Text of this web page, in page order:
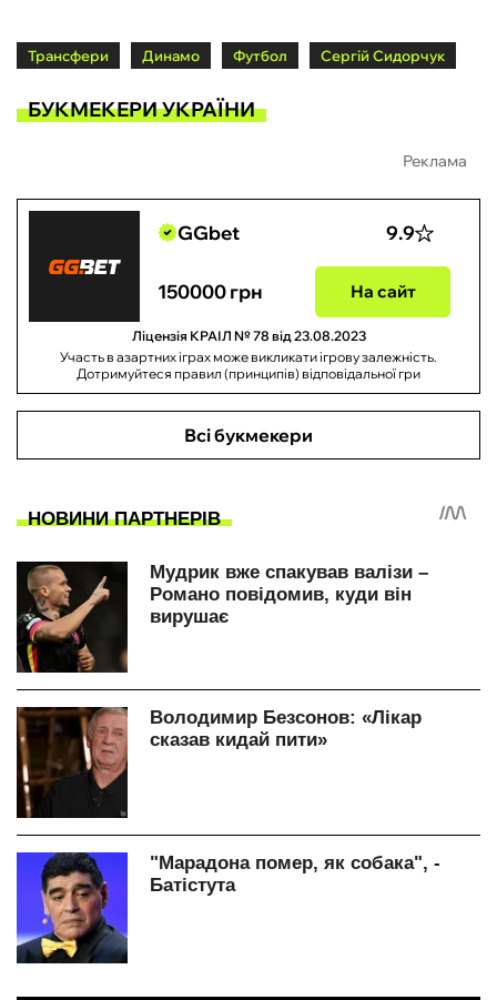
Трансфери Динамо Футбол Сергій Сидорчук
БУКМЕКЕРИ УКРАЇНИ
Реклама
GGbet 9.9
150000 грн На сайт
Ліцензія КРАІЛ № 78 від 23.08.2023
Участь в азартних іграх може викликати ігрову залежність.
Дотримуйтеся правил (принципів) відповідальної гри
Всі букмекери